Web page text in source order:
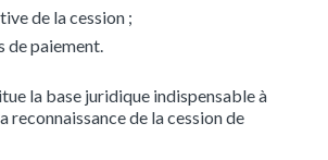
de la cession ;
de paiement.
la base juridique indispensable à
reconnaissance de la cession de